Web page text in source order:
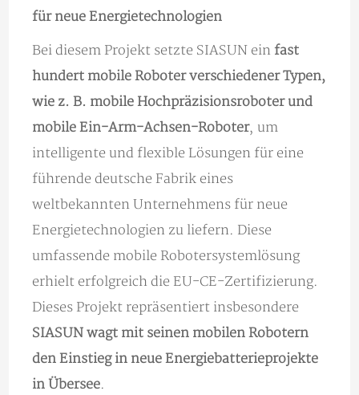
für neue Energietechnologien
Bei diesem Projekt setzte SIASUN ein fast
hundert mobile Roboter verschiedener Typen,
wie z. B. mobile Hochpräzisionsroboter und
mobile Ein-Arm-Achsen-Roboter, um
intelligente und flexible Lösungen für eine
führende deutsche Fabrik eines
weltbekannten Unternehmens für neue
Energietechnologien zu liefern. Diese
umfassende mobile Robotersystemlösung
erhielt erfolgreich die EU-CE-Zertifizierung.
Dieses Projekt repräsentiert insbesondere
SIASUN wagt mit seinen mobilen Robotern
den Einstieg in neue Energiebatterieprojekte
in Übersee.